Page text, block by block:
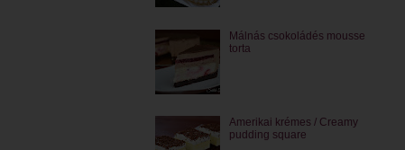
Málnás csokoládés mousse
torta
Amerikai krémes / Creamy
pudding square